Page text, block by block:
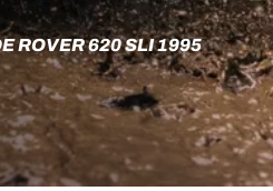
ROVER 620 SLI 1995